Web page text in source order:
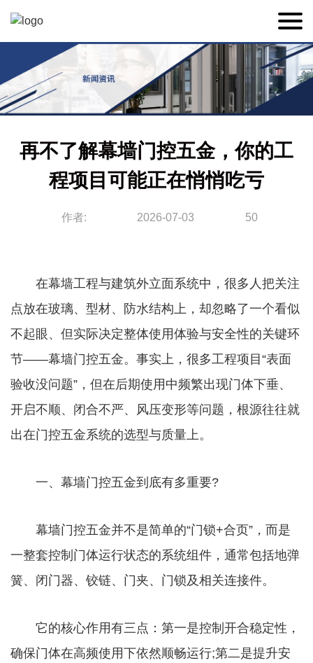
再不了解幕墙门控五金，你的工
程项目可能正在悄悄吃亏
作者: 2026-07-03 50
在幕墙工程与建筑外立面系统中，很多人把关注
点放在玻璃、型材、防水结构上，却忽略了一个看似
不起眼、但实际决定整体使用体验与安全性的关键环
节——幕墙门控五金。事实上，很多工程项目“表面
验收没问题”，但在后期使用中频繁出现门体下垂、
开启不顺、闭合不严、风压变形等问题，根源往往就
出在门控五金系统的选型与质量上。
一、幕墙门控五金到底有多重要?
幕墙门控五金并不是简单的“门锁+合页”，而是
一整套控制门体运行状态的系统组件，通常包括地弹
簧、闭门器、铰链、门夹、门锁及相关连接件。
它的核心作用有三点：第一是控制开合稳定性，
确保门体在高频使用下依然顺畅运行;第二是提升安